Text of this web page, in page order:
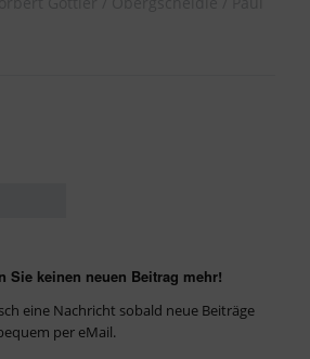
Sie keinen neuen Beitrag mehr!
eine Nachricht sobald neue Beiträge
per eMail.